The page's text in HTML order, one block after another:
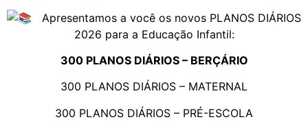
Apresentamos a você os novos PLANOS DIÁRIOS
2026 para a Educação Infantil:
300 PLANOS DIÁRIOS – BERÇÁRIO
300 PLANOS DIÁRIOS – MATERNAL
300 PLANOS DIÁRIOS – PRÉ-ESCOLA